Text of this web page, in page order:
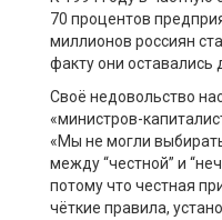
70 процентов
миллионов россиян
фактуони оставались
Своё недовольство
«министров-
«Мы не могли
между“честной” и “
потому что честная
чёткие правила,